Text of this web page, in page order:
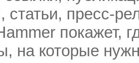
статьи, пресс-
покажет,
на которые